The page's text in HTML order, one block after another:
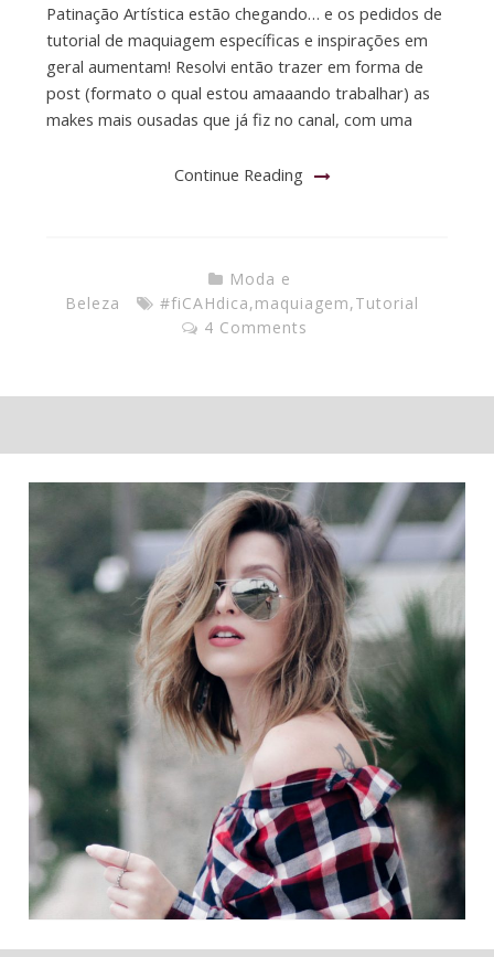
Patinação Artística estão chegando… e os pedidos de
tutorial de maquiagem específicas e inspirações em
geral aumentam! Resolvi então trazer em forma de
post (formato o qual estou amaaando trabalhar) as
makes mais ousadas que já fiz no canal, com uma
Continue Reading
Moda e
Beleza
#fiCAHdica,maquiagem,Tutorial
4 Comments